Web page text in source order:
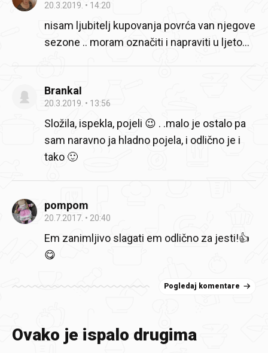
20.3.2019. 14:20
nisam ljubitelj kupovanja povrća van njegove
sezone .. moram označiti i napraviti u ljeto...
BrankaI
20.3.2019. 13:56
Složila, ispekla, pojeli 😉 . .malo je ostalo pa
sam naravno ja hladno pojela, i odlično je i
tako 🙂
pompom
20.7.2017. 20:40
Em zanimljivo slagati em odlično za jesti!👍
😋
Pogledaj komentare
Ovako je ispalo drugima